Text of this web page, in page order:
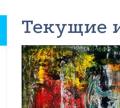
Текущие